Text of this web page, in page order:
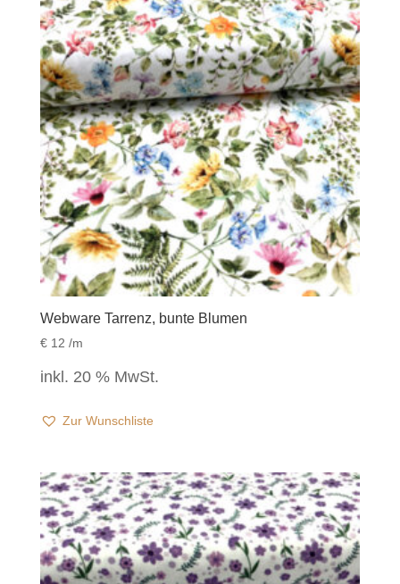
Webware Tarrenz, bunte Blumen
€12 /m
inkl. 20 % MwSt.
Zur Wunschliste